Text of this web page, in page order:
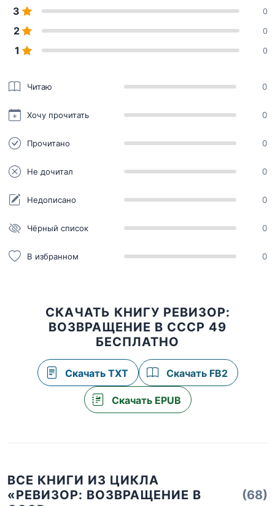
3 0
2 0
1 0
Читаю 0
Хочу прочитать 0
Прочитано 0
Не дочитал 0
Недописано 0
Чёрный список 0
В избранном 0
СКАЧАТЬ КНИГУ РЕВИЗОР:
ВОЗВРАЩЕНИЕ В СССР 49
БЕСПЛАТНО
Скачать TXT Скачать FB2
Скачать EPUB
ВСЕ КНИГИ ИЗ ЦИКЛА
«РЕВИЗОР: ВОЗВРАЩЕНИЕ В
(68)